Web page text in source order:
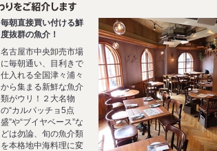
毎朝直接買い付ける鮮
度抜群の魚介！
名古屋市中央卸売市場
に毎朝通い、目利きで
仕入れる全国津々浦々
から集まる新鮮な魚介
類がウリ！２大名物
の“カルパッチョ5点
盛”や“ブイヤベース”な
どは勿論、旬の魚介類
を本格地中海料理に変